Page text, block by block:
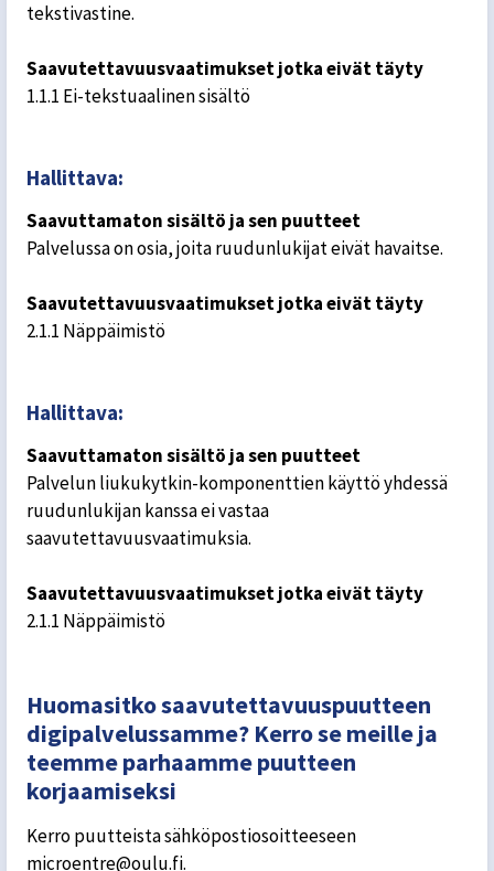
tekstivastine.
Saavutettavuusvaatimukset jotka eivät täyty
1.1.1 Ei-tekstuaalinen sisältö
Hallittava:
Saavuttamaton sisältö ja sen puutteet
Palvelussa on osia, joita ruudunlukijat eivät havaitse.
Saavutettavuusvaatimukset jotka eivät täyty
2.1.1 Näppäimistö
Hallittava:
Saavuttamaton sisältö ja sen puutteet
Palvelun liukukytkin-komponenttien käyttö yhdessä
ruudunlukijan kanssa ei vastaa
saavutettavuusvaatimuksia.
Saavutettavuusvaatimukset jotka eivät täyty
2.1.1 Näppäimistö
Huomasitko saavutettavuuspuutteen
digipalvelussamme? Kerro se meille ja
teemme parhaamme puutteen
korjaamiseksi
Kerro puutteista sähköpostiosoitteeseen
microentre@oulu.fi.